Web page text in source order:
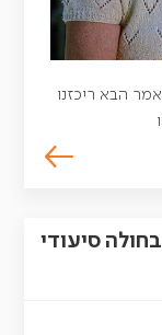
הבא ריכזנו
סיעודי